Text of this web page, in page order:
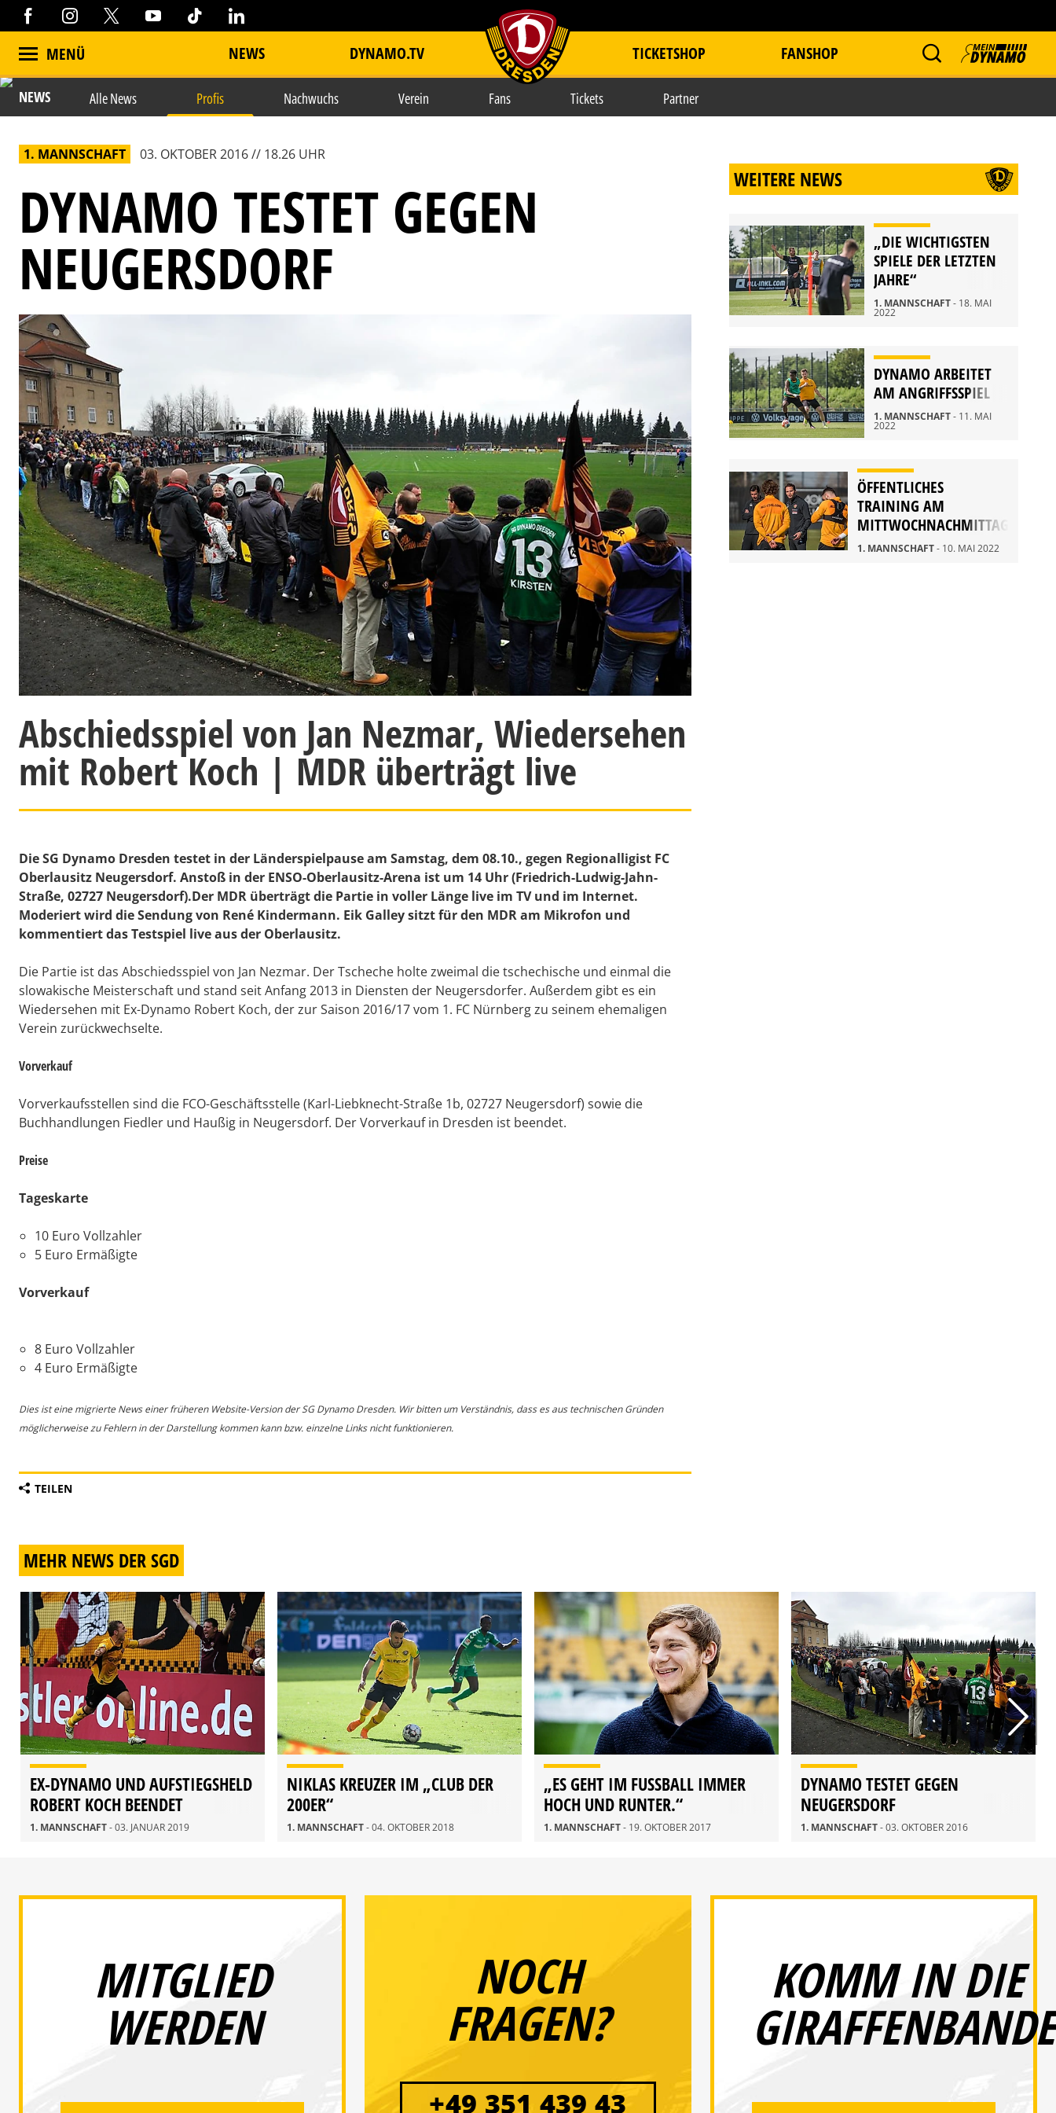
MENÜ NEWS DYNAMO.TV item.title TICKETSHOP FANSHOP
NEWS Alle News Profis Nachwuchs Verein Fans Tickets Partner
1. MANNSCHAFT 03. OKTOBER 2016 // 18.26 UHR
DYNAMO TESTET GEGEN
NEUGERSDORF
Abschiedsspiel von Jan Nezmar, Wiedersehen
mit Robert Koch | MDR überträgt live
Die SG Dynamo Dresden testet in der Länderspielpause am Samstag, dem 08.10., gegen Regionalligist FC
Oberlausitz Neugersdorf. Anstoß in der ENSO-Oberlausitz-Arena ist um 14 Uhr (Friedrich-Ludwig-Jahn-
Straße, 02727 Neugersdorf).Der MDR überträgt die Partie in voller Länge live im TV und im Internet.
Moderiert wird die Sendung von René Kindermann. Eik Galley sitzt für den MDR am Mikrofon und
kommentiert das Testspiel live aus der Oberlausitz.
Die Partie ist das Abschiedsspiel von Jan Nezmar. Der Tscheche holte zweimal die tschechische und einmal die
slowakische Meisterschaft und stand seit Anfang 2013 in Diensten der Neugersdorfer. Außerdem gibt es ein
Wiedersehen mit Ex-Dynamo Robert Koch, der zur Saison 2016/17 vom 1. FC Nürnberg zu seinem ehemaligen
Verein zurückwechselte.
Vorverkauf
Vorverkaufsstellen sind die FCO-Geschäftsstelle (Karl-Liebknecht-Straße 1b, 02727 Neugersdorf) sowie die
Buchhandlungen Fiedler und Haußig in Neugersdorf. Der Vorverkauf in Dresden ist beendet.
Preise
Tageskarte
10 Euro Vollzahler
5 Euro Ermäßigte
Vorverkauf
8 Euro Vollzahler
4 Euro Ermäßigte
Dies ist eine migrierte News einer früheren Website-Version der SG Dynamo Dresden. Wir bitten um Verständnis, dass es aus technischen Gründen
möglicherweise zu Fehlern in der Darstellung kommen kann bzw. einzelne Links nicht funktionieren.
TEILEN
WEITERE NEWS
„DIE WICHTIGSTEN
SPIELE DER LETZTEN
JAHRE“
1. MANNSCHAFT- 18. MAI
2022
DYNAMO ARBEITET
AM ANGRIFFSSPIEL
1. MANNSCHAFT- 11. MAI
2022
ÖFFENTLICHES
TRAINING AM
MITTWOCHNACHMITTAG
1. MANNSCHAFT- 10. MAI 2022
MEHR NEWS DER SGD
EX-DYNAMO UND AUFSTIEGSHELD
ROBERT KOCH BEENDET
FUSSBALLKARRIERE
1. MANNSCHAFT- 03. JANUAR 2019
NIKLAS KREUZER IM „CLUB DER
200ER“
1. MANNSCHAFT- 04. OKTOBER 2018
„ES GEHT IM FUSSBALL IMMER H
OCH UND RUNTER.“
1. MANNSCHAFT- 19. OKTOBER 2017
DYNAMO TESTET GEGEN
NEUGERSDORF
1. MANNSCHAFT- 03. OKTOBER 2016
MITGLIED
WERDEN
NOCH
FRAGEN?
+49 351 439 43
KOMM IN DIE
GIRAFFENBANDE